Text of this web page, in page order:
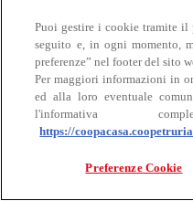
Bovino
Puoi gestire i cookie tramite il
seguito e, in ogni momento,
preferenze” nel footer del sito
Per maggiori informazioni in
ed alla loro eventuale
l'informativa
https://
Preferenze Cookie